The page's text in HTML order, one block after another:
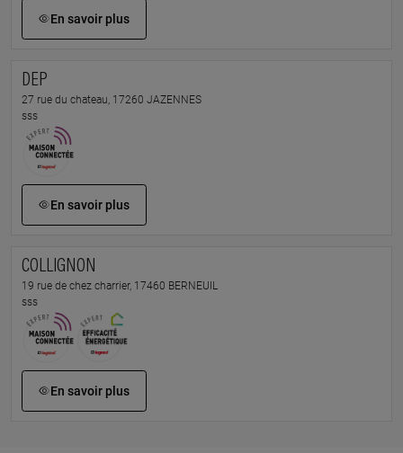
En savoir plus
DEP
27 rue du chateau, 17260 JAZENNES
sss
En savoir plus
COLLIGNON
19 rue de chez charrier, 17460 BERNEUIL
sss
En savoir plus